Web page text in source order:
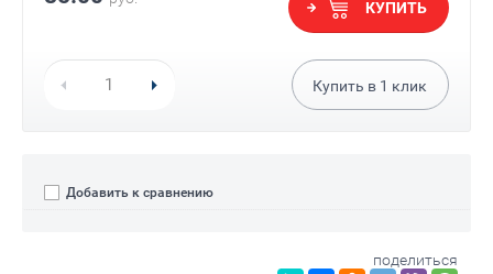
КУПИТЬ
Купить в 1 клик
Добавить к сравнению
поделиться